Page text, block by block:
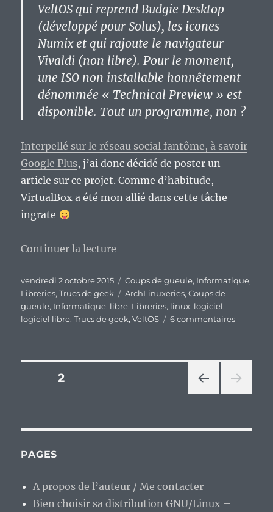
VeltOS qui reprend Budgie Desktop
(développé pour Solus), les icones
Numix et qui rajoute le navigateur
Vivaldi (non libre). Pour le moment,
une ISO non installable honnêtement
dénommée « Technical Preview » est
disponible. Tout un programme, non ?
Interpellé sur le réseau social fantôme, à savoir
Google Plus, j’ai donc décidé de poster un
article sur ce projet. Comme d’habitude,
VirtualBox a été mon allié dans cette tâche
ingrate
Continuer la lecture
Publié
le
vendredi 2 octobre 2015 Catégories
Coups de gueule, Informatique,
Libreries,Trucs de geek Étiquettes
ArchLinuxeries,Coups de
gueule, Informatique, libre, Libreries, linux, logiciel,
logiciel libre,Trucs de geek,VeltOS 6 commentairessur
plus
la
slip,
Pagination
publications
CÉD
PAGE2
PAGES
A propos de l’auteur / Me contacter
Bien choisir sa distribution GNU/Linux –